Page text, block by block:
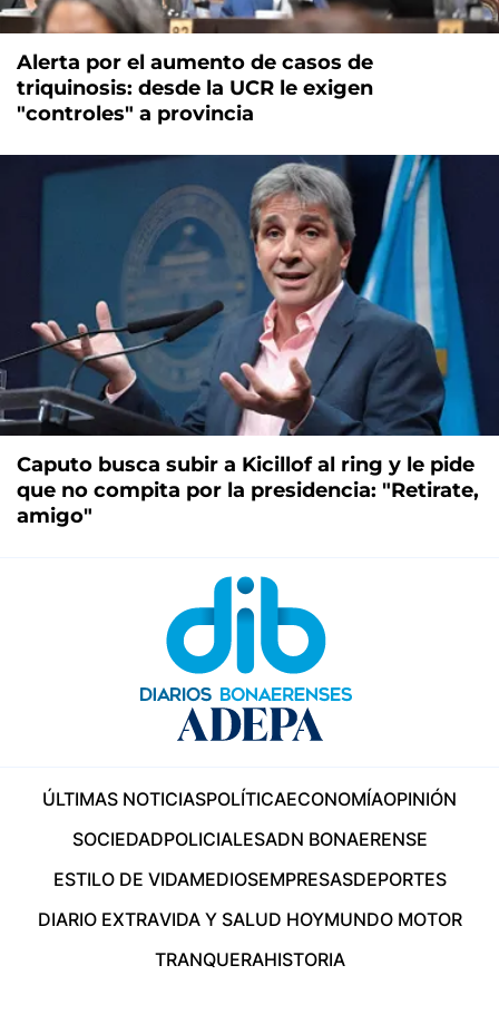
Alerta por el aumento de casos de
triquinosis: desde la UCR le exigen
"controles" a provincia
Caputo busca subir a Kicillof al ring y le pide
que no compita por la presidencia: "Retirate,
amigo"
ÚLTIMAS NOTICIASPOLÍTICAECONOMÍAOPINIÓN
SOCIEDADPOLICIALESADN BONAERENSE
ESTILO DE VIDAMEDIOSEMPRESASDEPORTES
DIARIO EXTRAVIDA Y SALUD HOYMUNDO MOTOR
TRANQUERAHISTORIA